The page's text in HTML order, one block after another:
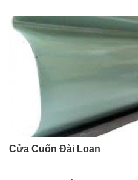
Cửa Cuốn Đài Loan